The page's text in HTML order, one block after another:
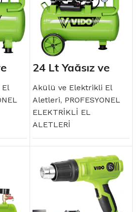
24 Lt Yağsız ve
Sessiz Kompresör
Akülü ve Elektrikli El
Aletleri, PROFESYONEL
ELEKTRİKLİ EL
ALETLERİ